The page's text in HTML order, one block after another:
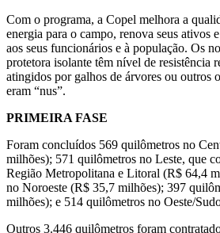
Com o programa, a Copel melhora a
energia para o campo, renova seus ativos
aos seus funcionários e à população. Os
protetora isolante têm nível de resistência
atingidos por galhos de árvores ou outros
eram “nus”.
PRIMEIRA FASE
Foram concluídos 569 quilômetros no
milhões); 571 quilômetros no Leste, que
Região Metropolitana e Litoral (R$ 64,4
no Noroeste (R$ 35,7 milhões); 397
milhões); e 514 quilômetros no Oeste/
Outros 3.446 quilômetros foram